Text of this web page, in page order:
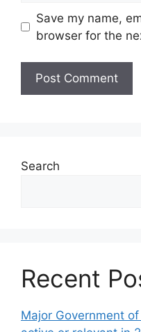
Save my name,
browser for the
Search
Recent
Major Government